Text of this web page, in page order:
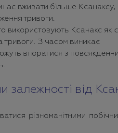
вживати більше
тривоги.
використовують Ксанакс як
тривоги. З часом виникає
впоратися з
залежності від
різноманітними